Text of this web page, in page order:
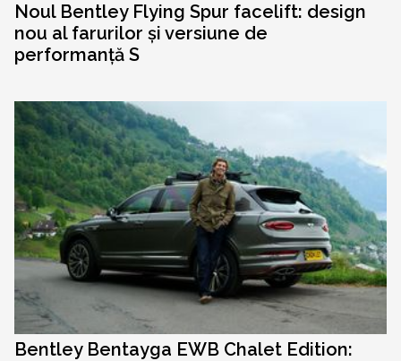
Noul Bentley Flying Spur facelift: design
nou al farurilor și versiune de
performanță S
Bentley Bentayga EWB Chalet Edition: